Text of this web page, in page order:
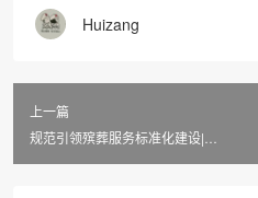
Huizang
上一篇
规范引领殡葬服务标准化建设|黑